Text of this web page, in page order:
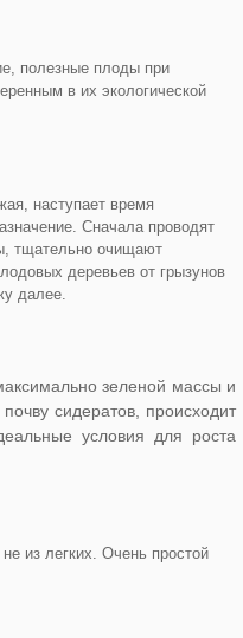
полезные плоды при
в их экологической
наступает время
Сначала проводят
тщательно очищают
деревьев от грызунов
далее.
зеленой массы и
сидератов, происходит
условия для роста
из легких. Очень простой